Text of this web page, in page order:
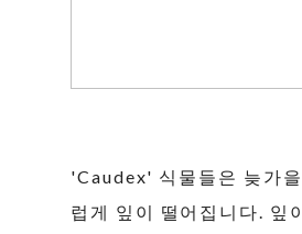
'Caudex' 식물들은 늦가
럽게 잎이 떨어집니다. 잎